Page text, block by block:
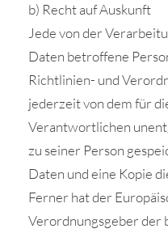
b) Recht auf Auskunft
Jede von der
Daten betroffene
Richtlinien- und
jederzeit von dem für
Verantwortlichen
zu seiner Person
Daten und eine Kopie
Ferner hat der
Verordnungsgeber der